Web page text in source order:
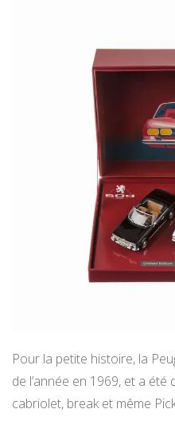
Pour la petite histoire, la
de l’année en 1969, et a
cabriolet, break et même